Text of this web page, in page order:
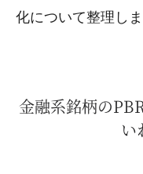
化について整理しま
金融系銘柄の
い